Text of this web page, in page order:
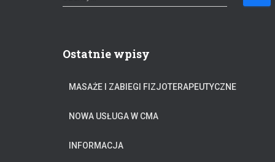
z
jOstatnie wpisy
MASAŻE I ZABIEGI FIZJOTERAPEUTYCZNE
NOWA USŁUGA W CMA
INFORMACJA